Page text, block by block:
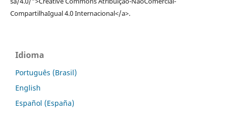
CompartilhaIgual 4.0 Internacional</a>.
Idioma
Português (Brasil)
English
Español (España)